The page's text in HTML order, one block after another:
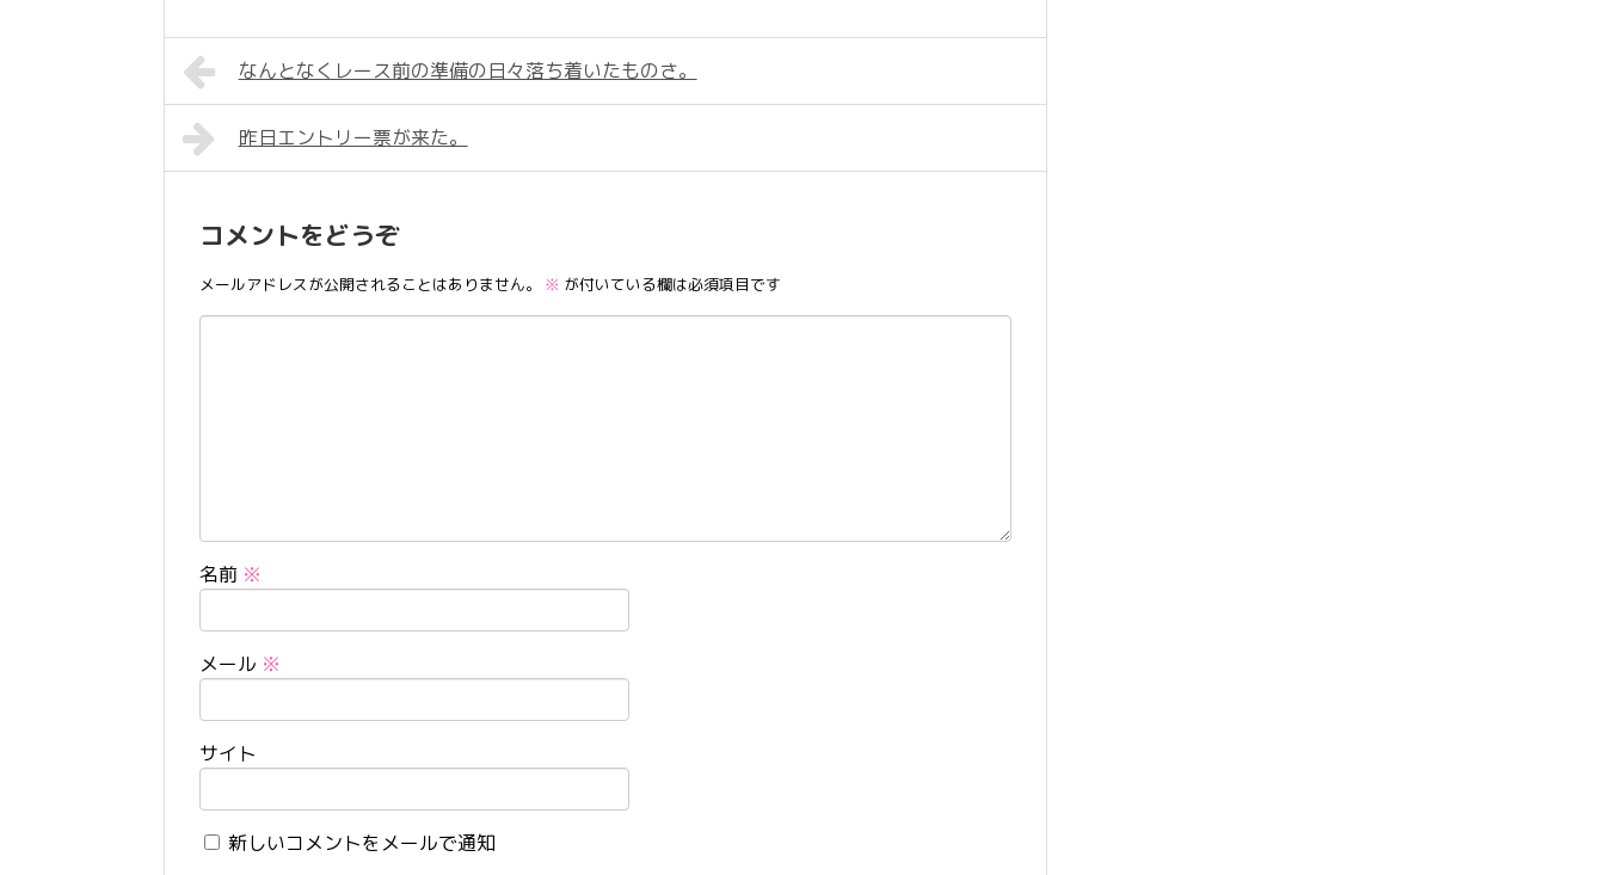
なんとなくレース前の準備の日々落ち着いたものさ。
昨日エントリー票が来た。
コメントをどうぞ
メールアドレスが公開されることはありません。 ※ が付いている欄は必須項目です
名前 ※
メール ※
サイト
新しいコメントをメールで通知